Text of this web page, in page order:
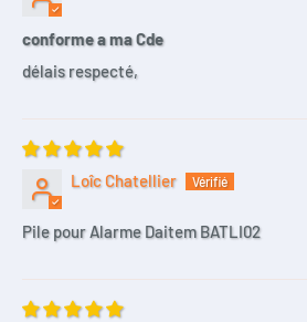
conforme a ma Cde
délais respecté,
Loîc Chatellier
Pile pour Alarme Daitem BATLI02